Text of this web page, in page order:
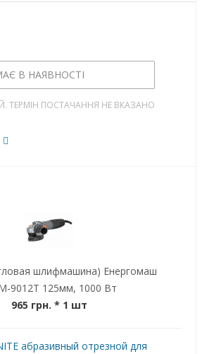
В НАЯВНОСТІ
ТЕРМІН ПОСТАЧАННЯ НЕ ВКАЗАНО
шлифмашина) Енергомаш
9012Т 125мм, 1000 Вт
965 грн. * 1 шт
абразивный отрезной для